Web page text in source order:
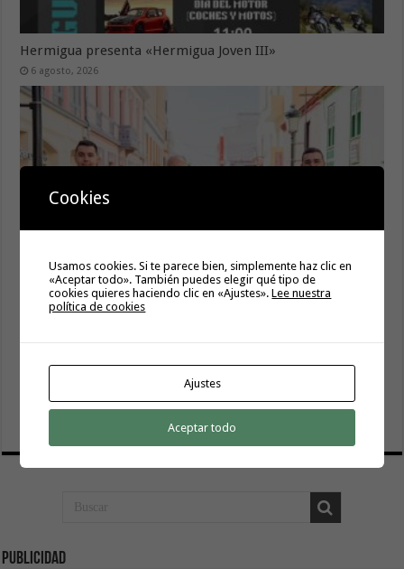
Hermigua presenta «Hermigua Joven III»
6 agosto, 2026
La campaña de verano del Bono Consumo inyecta más de
1,1 millones de euros en el tejido económico de La
El Ayuntamiento de Hermigua licita la instalación de 30
farolas fotovoltaicas en la subida a Las Cabezadas
Publicidad
Cookies
Usamos cookies. Si te parece bien, simplemente haz clic en
«Aceptar todo». También puedes elegir qué tipo de
cookies quieres haciendo clic en «Ajustes».Lee nuestra
política de cookies
Ajustes
Aceptar todo